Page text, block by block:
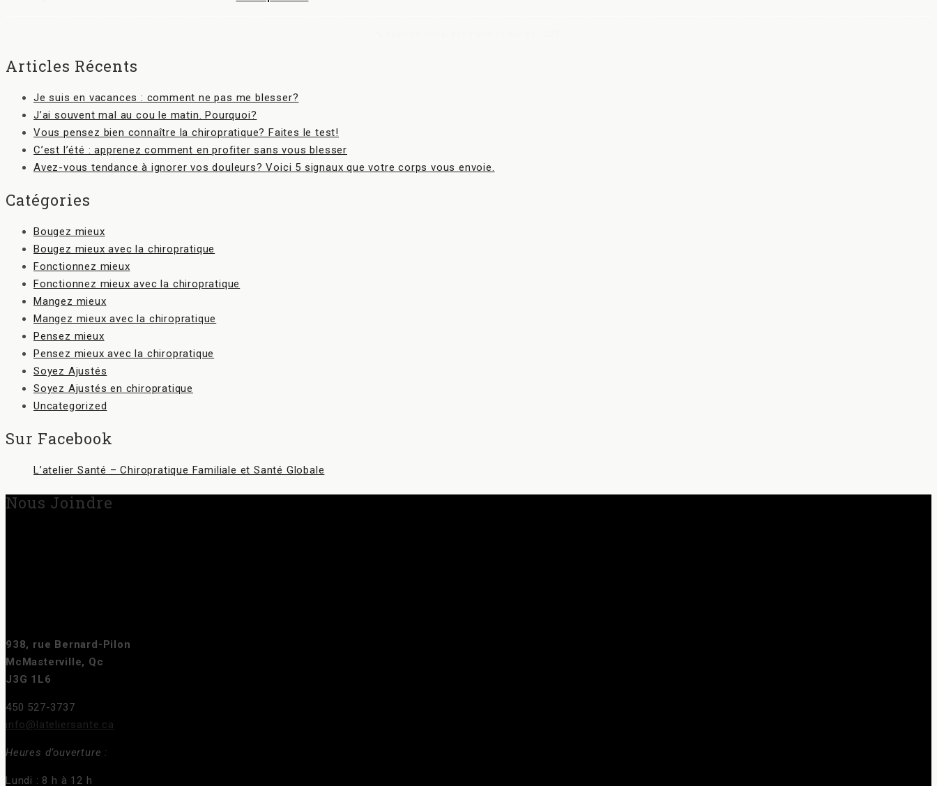
Articles Récents
Je suis en vacances : comment ne pas me blesser?
J’ai souvent mal au cou le matin. Pourquoi?
Vous pensez bien connaître la chiropratique? Faites le test!
C’est l’été : apprenez comment en profiter sans vous blesser
Avez-vous tendance à ignorer vos douleurs? Voici 5 signaux que votre corps vous envoie.
Catégories
Bougez mieux
Bougez mieux avec la chiropratique
Fonctionnez mieux
Fonctionnez mieux avec la chiropratique
Mangez mieux
Mangez mieux avec la chiropratique
Pensez mieux
Pensez mieux avec la chiropratique
Soyez Ajustés
Soyez Ajustés en chiropratique
Uncategorized
Sur Facebook
L’atelier Santé – Chiropratique Familiale et Santé Globale
Nous Joindre
938, rue Bernard-Pilon
McMasterville, Qc
J3G 1L6
450 527-3737
info@lateliersante.ca
Heures d’ouverture :
Lundi : 8 h à 12 h